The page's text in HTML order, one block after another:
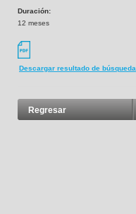
Duración:
12 meses
Descargar resultado de búsqueda
Regresar